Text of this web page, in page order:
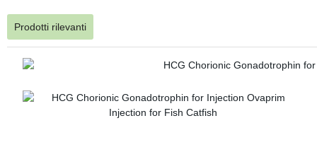
Prodotti rilevanti